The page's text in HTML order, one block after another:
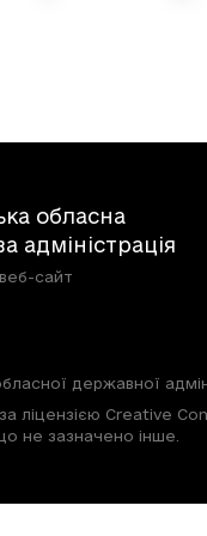
обласна
адміністрація
сайт
державної
ліцензією Creative
не зазначено інше.